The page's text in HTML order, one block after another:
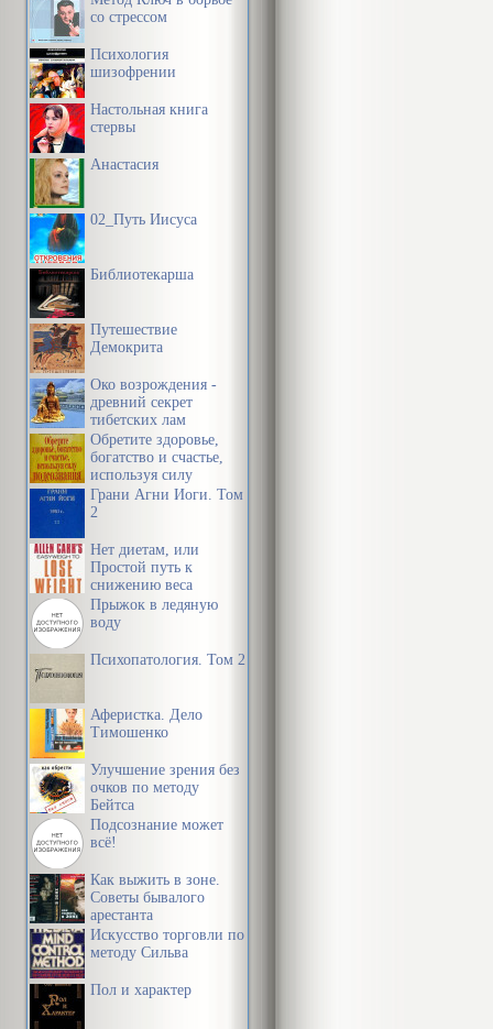
со стрессом
Психология
шизофрении
Настольная книга
стервы
Анастасия
02_Путь Иисуса
Библиотекарша
Путешествие
Демокрита
Око возрождения -
древний секрет
тибетских лам
Обретите здоровье,
богатство и счастье,
используя силу
подсознания
Грани Агни Йоги. Том
2
Нет диетам, или
Простой путь к
снижению веса
Прыжок в ледяную
воду
Психопатология. Том 2
Аферистка. Дело
Тимошенко
Улучшение зрения без
очков по методу
Бейтса
Подсознание может
всё!
Как выжить в зоне.
Советы бывалого
арестанта
Искусство торговли по
методу Сильва
Пол и характер